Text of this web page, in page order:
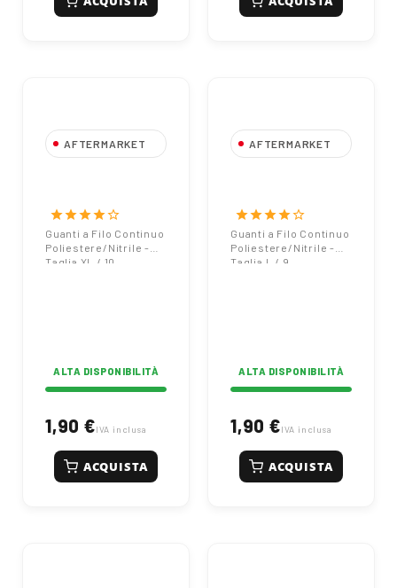
AFTERMARKET
Poliestere/Nitrile -
Taglia XL / 10
starstarstarstarstar_border
Guanti a Filo Continuo
Poliestere/Nitrile -
Taglia XL / 10
ALTA DISPONIBILITÀ
1,90 €IVA inclusa
ACQUISTA
AFTERMARKET
Poliestere/Nitrile -
Taglia L / 9
starstarstarstarstar_border
Guanti a Filo Continuo
Poliestere/Nitrile -
Taglia L / 9
ALTA DISPONIBILITÀ
1,90 €IVA inclusa
ACQUISTA